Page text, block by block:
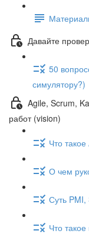
Давайте
50
симулятору?)
Agile, Scrum,
работ (vision)
Что
О чем
Суть PMI,
Что